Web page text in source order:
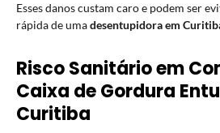
Esses danos custam caro e podem ser
rápida de umadesentupidora em
Risco Sanitário em
Caixa de Gordura
Curitiba